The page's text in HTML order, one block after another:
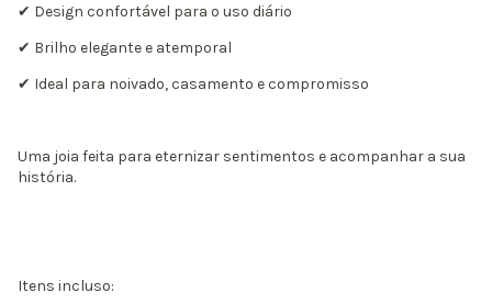
✔ Design confortável para o uso diário
✔ Brilho elegante e atemporal
✔ Ideal para noivado, casamento e compromisso
Uma joia feita para eternizar sentimentos e acompanhar a sua
história.
Itens incluso: